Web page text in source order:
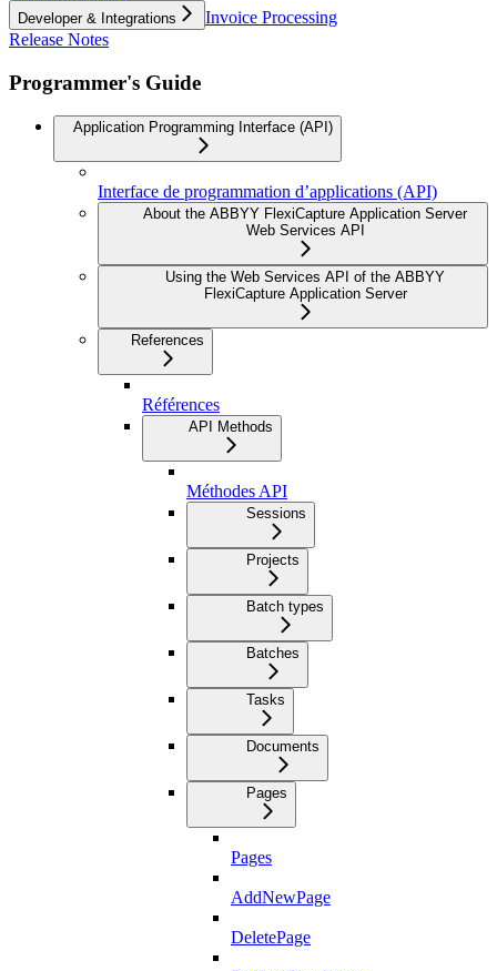
Developer & Integrations
Invoice Processing
Release Notes
Programmer's Guide
Application Programming Interface (API)
Interface de programmation d’applications (API)
About the ABBYY FlexiCapture Application Server
Web Services API
Using the Web Services API of the ABBYY
FlexiCapture Application Server
References
Références
API Methods
Méthodes API
Sessions
Projects
Batch types
Batches
Tasks
Documents
Pages
Pages
AddNewPage
DeletePage